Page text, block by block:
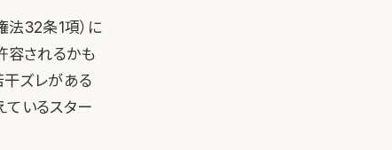
法32条1項）に
容されるかも
干ズレがある
ているスター